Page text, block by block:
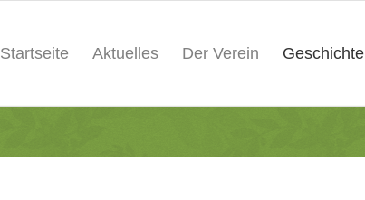
Startseite Aktuelles Der Verein Geschichte